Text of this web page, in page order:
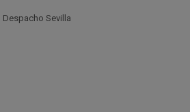
Despacho Sevilla